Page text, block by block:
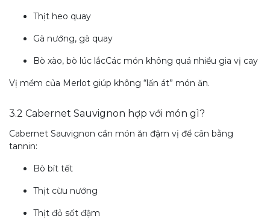
Thịt heo quay
Gà nướng, gà quay
Bò xào, bò lúc lắcCác món không quá nhiều gia vị cay
Vị mềm của Merlot giúp không “lấn át” món ăn.
3.2 Cabernet Sauvignon hợp với món gì?
Cabernet Sauvignon cần món ăn đậm vị để cân bằng
tannin:
Bò bít tết
Thịt cừu nướng
Thịt đỏ sốt đậm